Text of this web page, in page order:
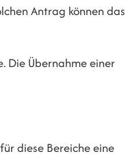
Antrag können das
Die Übernahme einer
diese Bereiche eine